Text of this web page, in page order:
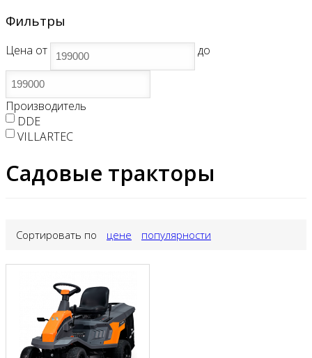
Фильтры
Цена от до
Производитель
DDE
VILLARTEC
Садовые тракторы
Сортировать по цене популярности